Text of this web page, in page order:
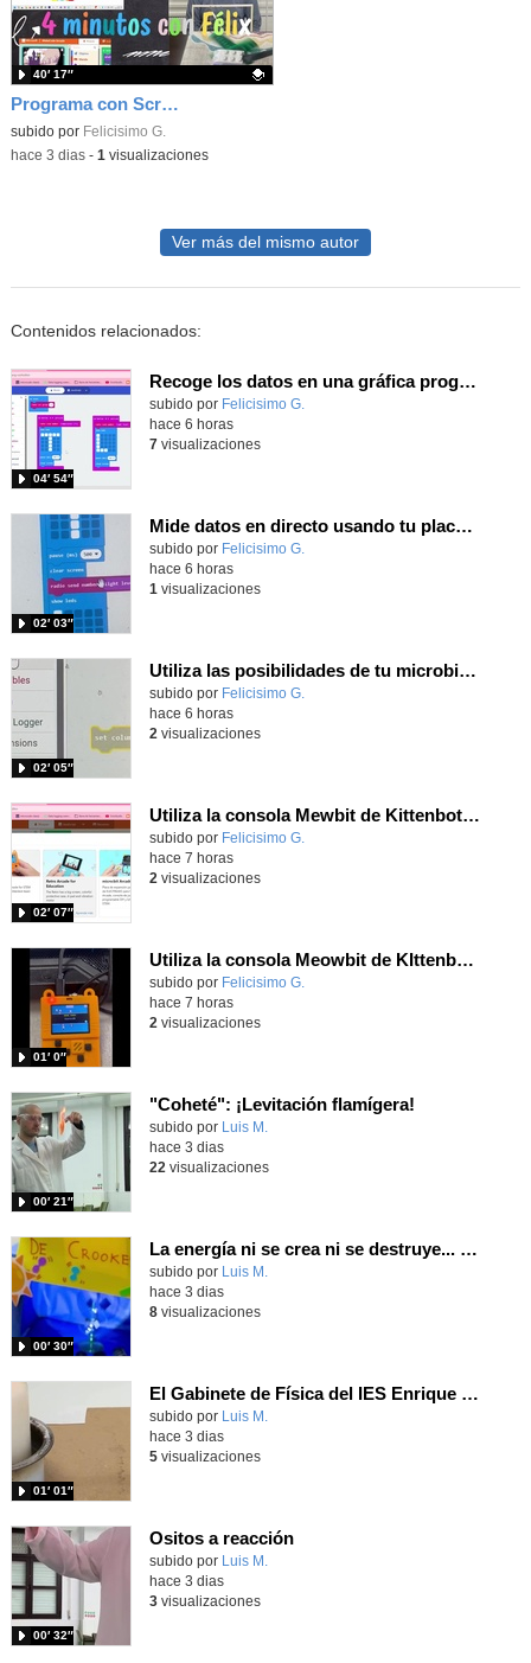
Programa con Scratch juegos con los partidos del mundial 2026 ganados por España
Contenido educativo.
subido por Felicisimo G.
40′ 17″
-hace 3 dias- 1 visualizaciones
Ver más del mismo autor
Contenidos relacionados:
Recoge los datos en una gráfica programando tu placa microbit con MakeCode y conoce la Tª y nivel de luz en este eclipse
Contenido educativo.
subido por Felicisimo G.
04′ 54″
hace 6 horas
7visualizaciones
Mide datos en directo usando tu placa microbit y programando con MakeCode dos placas conectadas por radio
Contenido educativo.
subido por Felicisimo G.
02′ 03″
hace 6 horas
1 visualizaciones
Utiliza las posibilidades de tu microbit programando com MakeCode para medir temperatura y nivel de luz con Datalogger
Contenido educativo.
subido por Felicisimo G.
02′ 05″
hace 6 horas
2 visualizaciones
Utiliza la consola Mewbit de Kittenbot para llevar tus juegos arcade de MakeCode a tu mano
Contenido educativo.
subido por Felicisimo G.
02′ 07″
hace 7 horas
2 visualizaciones
Utiliza la consola Meowbit de KIttenbot para jugar con tus programas MakeCode Arcade
Contenido educativo.
subido por Felicisimo G.
01′ 0″
hace 7 horas
2 visualizaciones
"Coheté": ¡Levitación flamígera!
Contenido educativo.
subido por Luis M.
00′ 21″
hace 3 dias
22 visualizaciones
La energía ni se crea ni se destruye... ¡se experimenta! El Tierno en la Feria Madrid es Ciencia 2026
Contenido educativo.
subido por Luis M.
00′ 30″
hace 3 dias
8visualizaciones
El Gabinete de Física del IES Enrique Tierno Galván de Parla (Curso 25-26)
Contenido educativo.
subido por Luis M.
01′ 01″
hace 3 dias
5visualizaciones
Ositos a reacción
Contenido educativo.
subido por Luis M.
00′ 32″
hace 3 dias
3visualizaciones